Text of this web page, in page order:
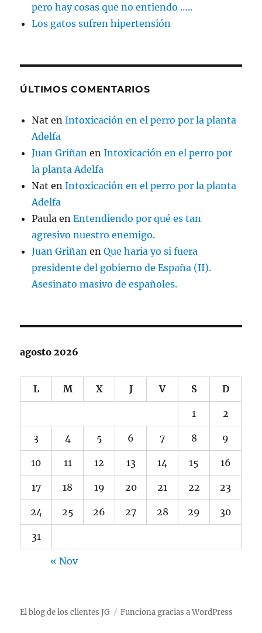
pero hay cosas que no entiendo …..
Los gatos sufren hipertensión
ÚLTIMOS COMENTARIOS
Nat enIntoxicación en el perro por la planta
Adelfa
Juan Griñan enIntoxicación en el perro por
la planta Adelfa
Nat enIntoxicación en el perro por la planta
Adelfa
Paula enEntendiendo por qué es tan
agresivo nuestro enemigo.
Juan Griñan enQue haria yo si fuera
presidente del gobierno de España (II).
Asesinato masivo de españoles.
agosto 2026
L M X J V S D
1 2
3 4 5 6 7 8 9
10 11 12 13 14 15 16
17 18 19 20 21 22 23
24 25 26 27 28 29 30
31
« Nov
El blog de los clientes JG Funciona gracias a WordPress